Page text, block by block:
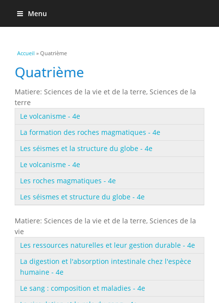
Menu
Vous êtes ici
Accueil » Quatrième
Quatrième
Matiere: Sciences de la vie et de la terre, Sciences de la
terre
Le volcanisme - 4e
La formation des roches magmatiques - 4e
Les séismes et la structure du globe - 4e
Le volcanisme - 4e
Les roches magmatiques - 4e
Les séismes et structure du globe - 4e
Matiere: Sciences de la vie et de la terre, Sciences de la
vie
Les ressources naturelles et leur gestion durable - 4e
La digestion et l'absorption intestinale chez l'espèce
humaine - 4e
Le sang : composition et maladies - 4e